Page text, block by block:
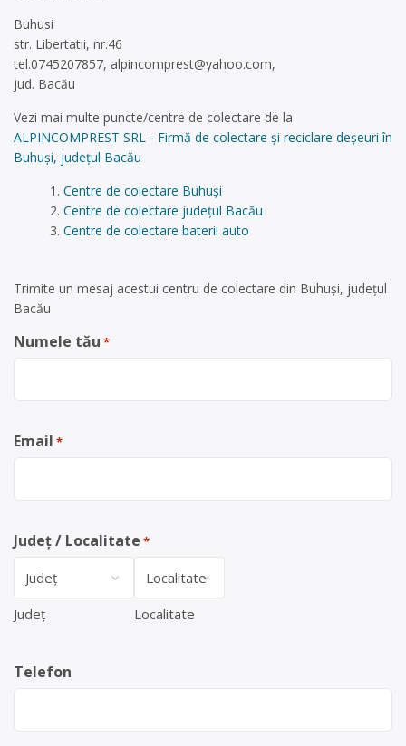
Buhusi
str. Libertatii, nr.46
tel.0745207857, alpincomprest@yahoo.com,
jud. Bacău
Vezi mai multe puncte/centre de colectare de la
ALPINCOMPREST SRL - Firmă de colectare și reciclare deșeuri în
Buhuși, județul Bacău
Centre de colectare Buhuși
Centre de colectare județul Bacău
Centre de colectare baterii auto
Trimite un mesaj acestui centru de colectare din Buhuși, județul
Bacău
Numele tău *
Email *
Județ / Localitate *
Județ Localitate
Telefon